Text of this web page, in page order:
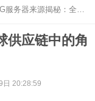
器来源揭秘：全球供应链中的角色如何？
供应链中的角
日 20:28:59